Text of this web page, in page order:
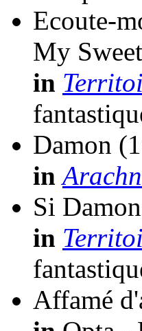
Ecoute-
My
in
Damon
in
Si
in
Affamé